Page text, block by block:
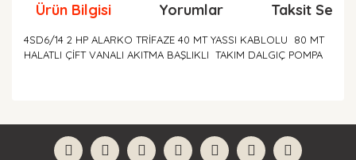
Ürün Bilgisi Yorumlar Taksit
4SD6/14 2 HP ALARKO TRİFAZE 40 MT YASSI KABLOLU 80 MT
HALATLI ÇİFT VANALI AKITMA BAŞLIKLI TAKIM DALGIÇ POMPA
formunu kullanarak tarafımıza iletebilirsiniz.
Görüş ve önerileriniz için teşekkür ederiz.